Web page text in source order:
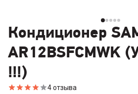
Кондиционер
AR12BSFCMWK
!!!)
4отзыва